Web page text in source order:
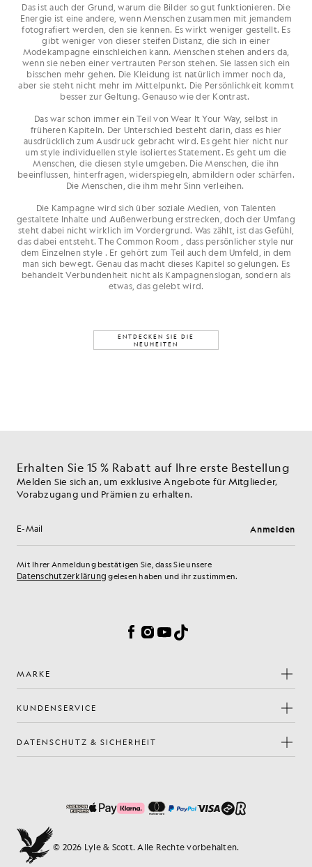
Das ist auch der Grund, warum die Bilder so gut funktionieren. Die
Energie ist eine andere, wenn Menschen zusammen mit jemandem
fotografiert werden, den sie kennen. Es wirkt weniger gestellt. Es
gibt weniger von dieser steifen Distanz, die sich in einer
Modekampagne einschleichen kann. Menschen stehen anders da,
wenn sie neben einer vertrauten Person stehen. Sie lassen sich ein
bisschen mehr gehen. Die Kleidung ist natürlich immer noch da,
aber sie steht nicht mehr im Mittelpunkt. Die Persönlichkeit kommt
besser zur Geltung. Genauso wie der Kontrast.
Das war schon immer ein Teil von Wear It Your Way, selbst in
früheren Kapiteln. Der Unterschied besteht darin, dass es hier
ausdrücklich zum Ausdruck gebracht wird. Es geht hier nicht nur
um style individuellen style isoliertes Statement. Es geht um die
Menschen, die diesen style umgeben. Die Menschen, die ihn
beeinflussen, hinterfragen, widerspiegeln, abmildern oder schärfen.
Die Menschen, die ihm mehr Sinn verleihen.
Die Kampagne wird sich über soziale Medien, von Talenten
gestaltete Inhalte und Außenwerbung erstrecken, doch der Umfang
steht dabei nicht wirklich im Vordergrund. Was zählt, ist das Gefühl,
das dabei entsteht. The Common Room , dass persönlicher style nur
dem Einzelnen style . Er gehört zum Teil auch dem Umfeld, in dem
man sich bewegt. Genau das macht dieses Kapitel so gelungen. Es
behandelt Verbundenheit nicht als Kampagnenslogan, sondern als
etwas, das gelebt wird.
ENTDECKEN SIE DIE
NEUHEITEN
Erhalten Sie 15 % Rabatt auf Ihre erste Bestellung
Melden Sie sich an, um exklusive Angebote für Mitglieder,
Vorabzugang und Prämien zu erhalten.
E-Mail-Adresse Anmelden
Mit Ihrer Anmeldung bestätigen Sie, dass Sie unsere
Datenschutzerklärung gelesen haben und ihr zustimmen.
Facebook
Instagram
YouTube
TikTok
MARKE
KUNDENSERVICE
DATENSCHUTZ & SICHERHEIT
© 2026 Lyle & Scott. Alle Rechte vorbehalten.